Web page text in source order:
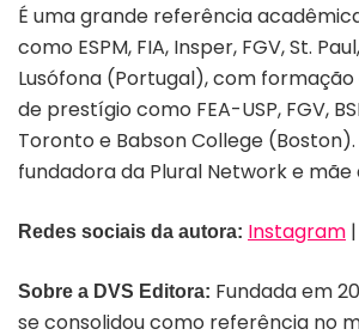
É uma grande referência
como ESPM, FIA, Insper, FGV, St.
Lusófona (Portugal), com
de prestígio como FEA-USP, FGV,
Toronto e Babson College
fundadora da Plural Network e mãe
Redes sociais da autora: Instagram |
Sobre a DVS Editora: Fundada em
se consolidou como referência no